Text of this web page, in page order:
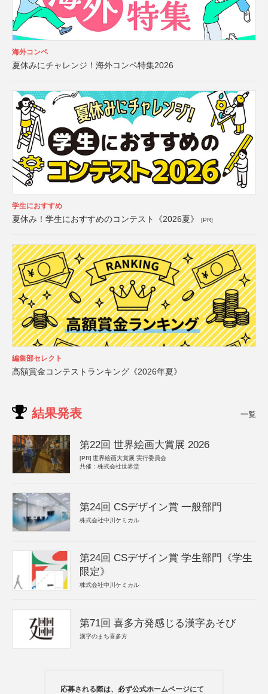
海外コンペ
夏休みにチャレンジ！海外コンペ特集2026
学生におすすめ
夏休み！学生におすすめのコンテスト《2026夏》 [PR]
編集部セレクト
高額賞金コンテストランキング《2026年夏》
結果発表 一覧
第22回 世界絵画大賞展 2026
[PR] 世界絵画大賞展 実行委員会
共催：株式会社世界堂
第24回 CSデザイン賞 一般部門
株式会社中川ケミカル
第24回 CSデザイン賞 学生部門《学生
限定》
株式会社中川ケミカル
第71回 喜多方発感じる漢字あそび
漢字のまち喜多方
応募される際は、必ず公式ホームページにて